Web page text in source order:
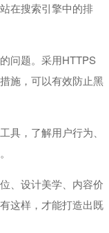
在搜索引擎中的排
问题。采用HTTPS
施，可以有效防止黑
具，了解用户行为、
、设计美学、内容价
这样，才能打造出既